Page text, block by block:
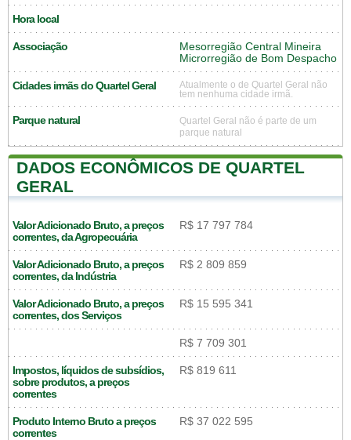
Hora local
Associação
Mesorregião Central Mineira
Microrregião de Bom Despacho
Cidades irmãs do Quartel Geral
Atualmente o de Quartel Geral não
tem nenhuma cidade irmã.
Parque natural
Quartel Geral não é parte de um
parque natural
DADOS ECONÔMICOS DE QUARTEL
GERAL
Valor Adicionado Bruto, a preços
correntes, da Agropecuária
R$ 17 797 784
Valor Adicionado Bruto, a preços
correntes, da Indústria
R$ 2 809 859
Valor Adicionado Bruto, a preços
correntes, dos Serviços
R$ 15 595 341
R$ 7 709 301
Impostos, líquidos de subsídios,
sobre produtos, a preços
correntes
R$ 819 611
Produto Interno Bruto a preços
correntes
R$ 37 022 595